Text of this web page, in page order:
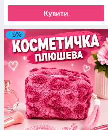
Купити
–5%